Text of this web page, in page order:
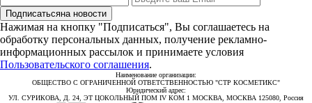
Подписатьсяна новости
Нажимая на кнопку "Подписаться", Вы соглашаетесь на
обработку персональных данных, получение рекламно-
информационных рассылок и принимаете условия
Пользовательского соглашения.
Наименование организации:
ОБЩЕСТВО С ОГРАНИЧЕННОЙ ОТВЕТСТВЕННОСТЬЮ "СТР КОСМЕТИКС"
Юридический адрес:
УЛ. СУРИКОВА, Д. 24, ЭТ ЦОКОЛЬНЫЙ ПОМ IV КОМ 1 МОСКВА, МОСКВА 125080, Россия